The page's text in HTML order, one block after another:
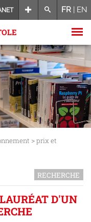
FR | EN
>prix et
RECHERCHE
D'UN